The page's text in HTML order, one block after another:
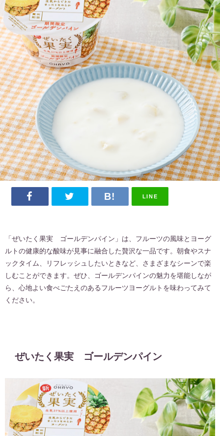
LINE
「ぜいたく果実 ゴールデンパイン」は、フルーツの風味とヨーグ
ルトの健康的な酸味が見事に融合した贅沢な一品です。朝食やスナ
ックタイム、リフレッシュしたいときなど、さまざまなシーンで楽
しむことができます。ぜひ、ゴールデンパインの魅力を堪能しなが
ら、心地よい食べごたえのあるフルーツヨーグルトを味わってみて
ください。
ぜいたく果実 ゴールデンパイン